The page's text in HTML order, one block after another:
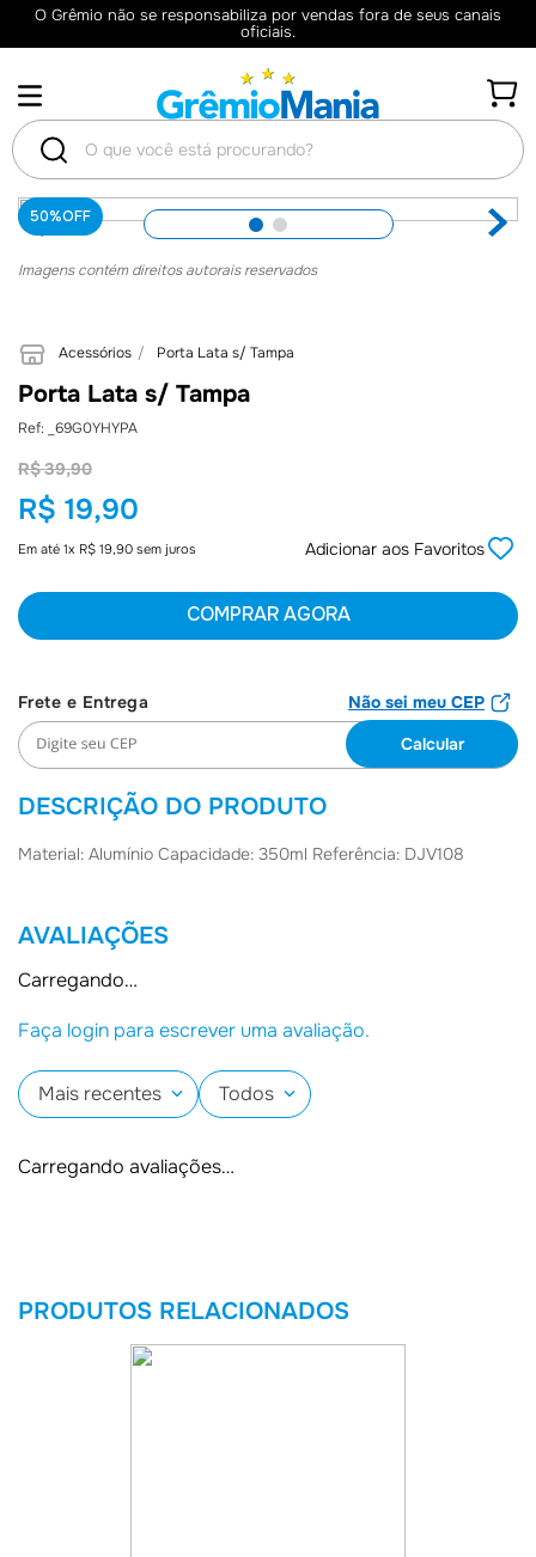
O Grêmio não se responsabiliza por vendas fora de seus canais
oficiais.
O que você está procurando?
50%OFF
Imagens contém direitos autorais reservados
Acessórios Porta Lata s/ Tampa
Porta Lata s/ Tampa
: _69G0YHYPA
R$ 39,90
R$ 19,90
Em até 1x R$ 19,90 sem juros Adicionar aos Favoritos
COMPRAR AGORA
Não sei meu CEP
DESCRIÇÃO DO PRODUTO
Material: Alumínio Capacidade: 350ml Referência: DJV108
AVALIAÇÕES
Carregando…
Faça login para escrever uma avaliação.
Mais recentes Todos
Carregando avaliações…
PRODUTOS RELACIONADOS
TERMOS
6º Jaqueta
7º Joias
8º Moletom
10º Boné